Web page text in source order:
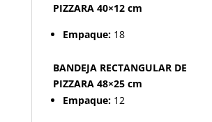
PIZZARA 40×12 cm
Empaque:18
BANDEJA RECTANGULAR DE
PIZZARA 48×25 cm
Empaque:12